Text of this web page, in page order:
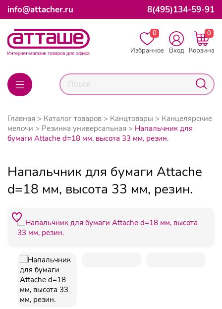
info@attacher.ru 8(495)134-59-91
0
Избранное
Вход
0
Корзина
Главная Каталог товаров Канцтовары
Канцелярские
мелочи
Резинка универсальная
Напальчник для
бумаги Attache d=18 мм, высота 33 мм, резин.
Напальчник для бумаги Attache
d=18 мм, высота 33 мм, резин.